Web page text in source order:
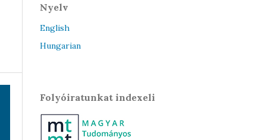
Nyelv
English
Hungarian
Folyóiratunkat indexeli